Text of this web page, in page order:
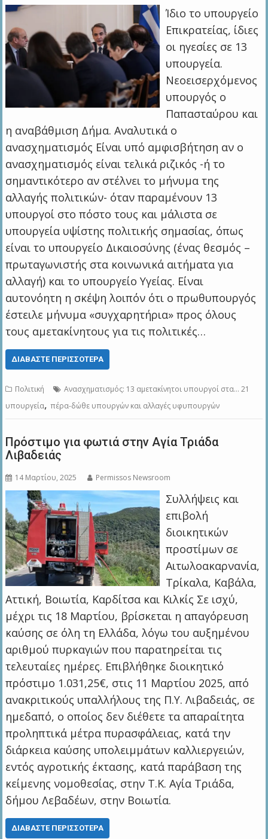
Ίδιο το υπουργείο
Επικρατείας, ίδιες
οι ηγεσίες σε 13
υπουργεία.
Νεοεισερχόμενος
υπουργός ο
Παπασταύρου και
η αναβάθμιση Δήμα. Αναλυτικά ο
ανασχηματισμός Είναι υπό αμφισβήτηση αν ο
ανασχηματισμός είναι τελικά ριζικός -ή το
σημαντικότερο αν στέλνει το μήνυμα της
αλλαγής πολιτικών- όταν παραμένουν 13
υπουργοί στο πόστο τους και μάλιστα σε
υπουργεία υψίστης πολιτικής σημασίας, όπως
είναι το υπουργείο Δικαιοσύνης (ένας θεσμός –
πρωταγωνιστής στα κοινωνικά αιτήματα για
αλλαγή) και το υπουργείο Υγείας. Είναι
αυτονόητη η σκέψη λοιπόν ότι ο πρωθυπουργός
έστειλε μήνυμα «συγχαρητήρια» προς όλους
τους αμετακίνητους για τις πολιτικές…
ΔΙΑΒΆΣΤΕ ΠΕΡΙΣΣΌΤΕΡΑ
Πολιτική
Ανασχηματισμός: 13 αμετακίνητοι υπουργοί στα… 21
υπουργεία,πέρα-δώθε υπουργών και αλλαγές υφυπουργών
Πρόστιμο για φωτιά στην Αγία Τριάδα
Λιβαδειάς
14 Μαρτίου, 2025 Permissos Newsroom
Συλλήψεις και
επιβολή
διοικητικών
προστίμων σε
Αιτωλοακαρνανία,
Τρίκαλα, Καβάλα,
Αττική, Βοιωτία, Καρδίτσα και Κιλκίς Σε ισχύ,
μέχρι τις 18 Μαρτίου, βρίσκεται η απαγόρευση
καύσης σε όλη τη Ελλάδα, λόγω του αυξημένου
αριθμού πυρκαγιών που παρατηρείται τις
τελευταίες ημέρες. Επιβλήθηκε διοικητικό
πρόστιμο 1.031,25€, στις 11 Μαρτίου 2025, από
ανακριτικούς υπαλλήλους της Π.Υ. Λιβαδειάς, σε
ημεδαπό, ο οποίος δεν διέθετε τα απαραίτητα
προληπτικά μέτρα πυρασφάλειας, κατά την
διάρκεια καύσης υπολειμμάτων καλλιεργειών,
εντός αγροτικής έκτασης, κατά παράβαση της
κείμενης νομοθεσίας, στην Τ.Κ. Αγία Τριάδα,
δήμου Λεβαδέων, στην Βοιωτία.
ΔΙΑΒΆΣΤΕ ΠΕΡΙΣΣΌΤΕΡΑ